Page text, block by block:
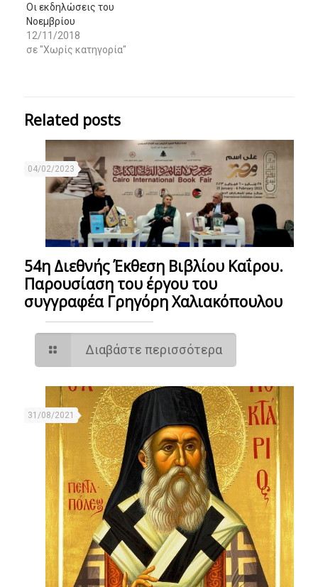
Οι εκδηλώσεις του
Νοεμβρίου
12/11/2018
σε "Χωρίς κατηγορία"
Related posts
04/02/2023
54η Διεθνής Έκθεση Βιβλίου Καΐρου.
Παρουσίαση του έργου του
συγγραφέα Γρηγόρη Χαλιακόπουλου
Διαβάστε περισσότερα
31/08/2021